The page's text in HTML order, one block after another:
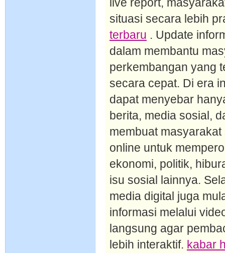
situasi secara lebih
terbaru . Update
dalam membantu
perkembangan yang
secara cepat. Di era
dapat menyebar
berita, media sosial,
membuat
online untuk
ekonomi, politik,
isu sosial lainnya.
media digital juga
informasi melalui
langsung agar
lebih interaktif. kabar